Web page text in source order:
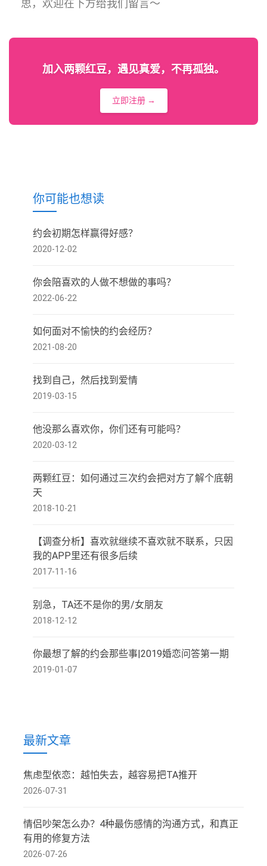
思，欢迎在下方给我们留言～
加入两颗红豆，遇见真爱，不再孤独。
立即注册 →
你可能也想读
约会初期怎样赢得好感？
2020-12-02
你会陪喜欢的人做不想做的事吗？
2022-06-22
如何面对不愉快的约会经历？
2021-08-20
找到自己，然后找到爱情
2019-03-15
他没那么喜欢你，你们还有可能吗？
2020-03-12
两颗红豆：如何通过三次约会把对方了解个底朝
天
2018-10-21
【调查分析】喜欢就继续不喜欢就不联系，只因
我的APP里还有很多后续
2017-11-16
别急，TA还不是你的男/女朋友
2018-12-12
你最想了解的约会那些事|2019婚恋问答第一期
2019-01-07
最新文章
焦虑型依恋：越怕失去，越容易把TA推开
2026-07-31
情侣吵架怎么办？4种最伤感情的沟通方式，和真正
有用的修复方法
2026-07-26